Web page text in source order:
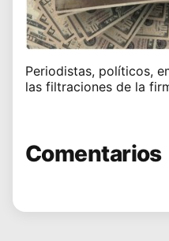
Periodistas, políticos,
las filtraciones de la
Comentarios